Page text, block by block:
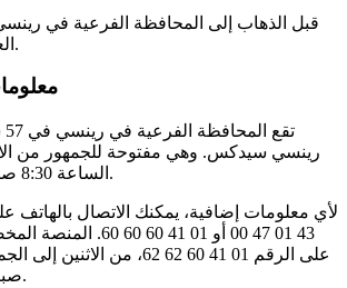
قبل الذهاب إلى المحافظة الفرعية في
العمل لتخطيط زيارتك.
رينسي سيدكس. وهي مفتوحة للجمهور من
الساعة 8:30 صباحًا حتى 4:00 مساءً.
43 01 47 00 أو 01 41 60
صباحًا حتى 12:30 ظهرًا.